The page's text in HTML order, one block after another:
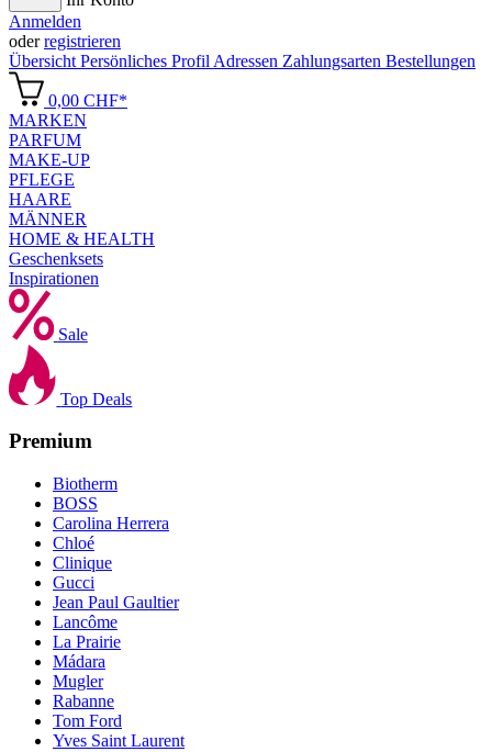
Anmelden
oderregistrieren
Übersicht Persönliches Profil Adressen Zahlungsarten Bestellungen
0,00 CHF*
MARKEN
PARFUM
MAKE-UP
PFLEGE
HAARE
MÄNNER
HOME & HEALTH
Geschenksets
Inspirationen
Sale
Top Deals
Premium
Biotherm
BOSS
Carolina Herrera
Chloé
Clinique
Gucci
Jean Paul Gaultier
Lancôme
La Prairie
Mádara
Mugler
Rabanne
Tom Ford
Yves Saint Laurent